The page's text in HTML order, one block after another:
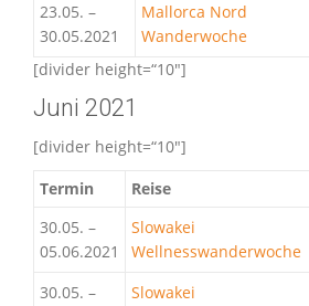
23.05. –
30.05.2021
Mallorca Nord
Wanderwoche
[divider height=“10″]
Juni 2021
[divider height=“10″]
Termin
Reise
30.05. –
05.06.2021
Slowakei
Wellnesswanderwoche
30.05. –
Slowakei